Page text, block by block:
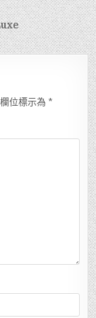
位標示為 *